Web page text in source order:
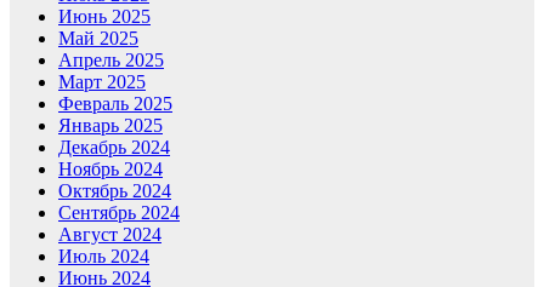
Июнь 2025
Май 2025
Апрель 2025
Март 2025
Февраль 2025
Январь 2025
Декабрь 2024
Ноябрь 2024
Октябрь 2024
Сентябрь 2024
Август 2024
Июль 2024
Июнь 2024